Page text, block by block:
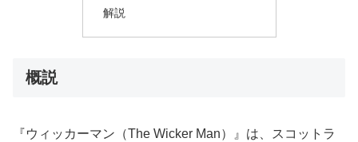
解説
概説
『ウィッカーマン（The Wicker Man）』は、スコットラ